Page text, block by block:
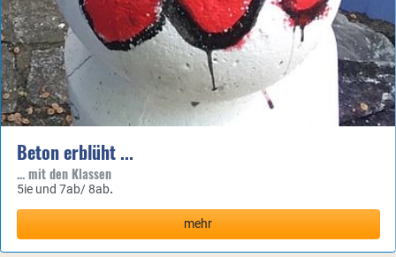
Beton erblüht ...
... mit den Klassen
5ie und 7ab/ 8ab.
mehr